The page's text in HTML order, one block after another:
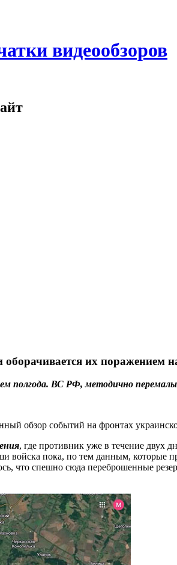
видеообзоров
их поражением
полгода. ВС РФ, методично
обзор событий на фронтах
, где противник уже в течение двух
войска пока, по тем данным, которые
что спешно сюда переброшенные